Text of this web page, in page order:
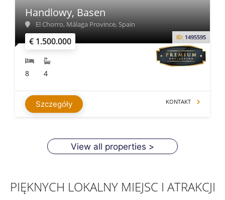
€ 1.500.000 ID: 1495595
Handlowy, Basen
El Chorro, Málaga Province, Spain
8 4
Szczegóły KONTAKT
View all properties >
PIĘKNYCH LOKALNY MIEJSC I ATRAKCJI